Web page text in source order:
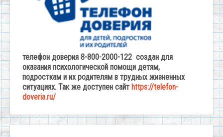
телефон доверия 8-800-2000-122 создан для
оказания психологической помощи детям,
подросткам и их родителям в трудных жизненных
ситуациях. Так же доступен сайт https://telefon-
doveria.ru/